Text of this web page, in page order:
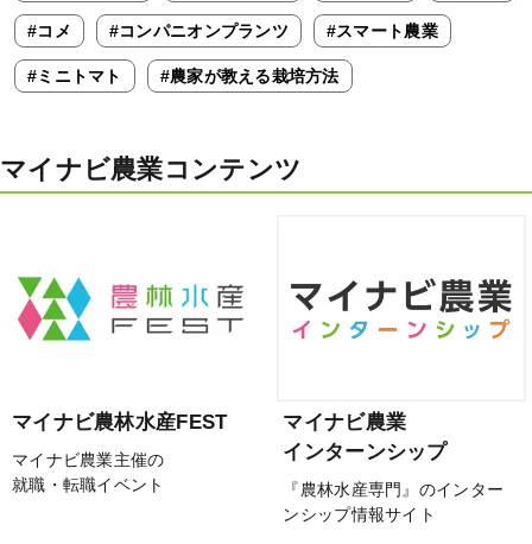
#コメ #コンパニオンプランツ #スマート農業
#ミニトマト #農家が教える栽培方法
マイナビ農業コンテンツ
マイナビ農林水産FEST
マイナビ農業主催の
就職・転職イベント
マイナビ農業
インターンシップ
『農林水産専門』のインター
ンシップ情報サイト